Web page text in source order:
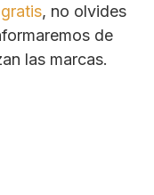
, no olvides
de
las marcas.